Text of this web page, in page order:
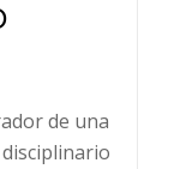
de una